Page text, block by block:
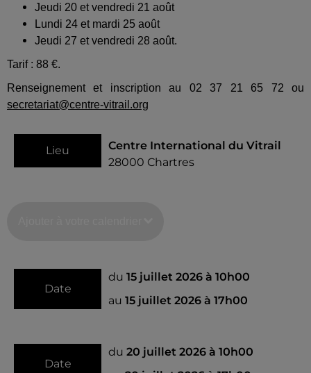
Jeudi 20 et vendredi 21 août
Lundi 24 et mardi 25 août
Jeudi 27 et vendredi 28 août.
Tarif : 88 €.
Renseignement et inscription au 02 37 21 65 72 ou
secretariat@centre-vitrail.org
Lieu
Centre International du Vitrail
28000 Chartres
Date
du 15 juillet 2026 à 10h00
au 15 juillet 2026 à 17h00
Date
du 20 juillet 2026 à 10h00